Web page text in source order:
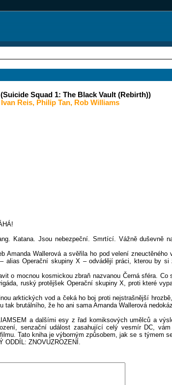
Squad 1: The Black Vault (Rebirth))
Ivan Reis, Philip Tan, Rob Williams
Katana. Jsou nebezpeční. Smrtící. Vážně duševně
Wallerová a svěřila ho pod velení zneuctěného
alias Operační skupiny X – odvádějí práci, kterou by si
o mocnou kosmickou zbraň nazvanou Černá sféra.
ruský protějšek Operační skupiny X, proti které
arktických vod a čeká ho boj proti nejstrašnější
brutálního, že ho ani sama Amanda Wallerová
a dalšími esy z řad komiksových umělců a
senzační událost zasahující celý vesmír DC,
Tato kniha je výborným způsobem, jak se s týmem
ODDÍL: ZNOVUZROZENÍ.